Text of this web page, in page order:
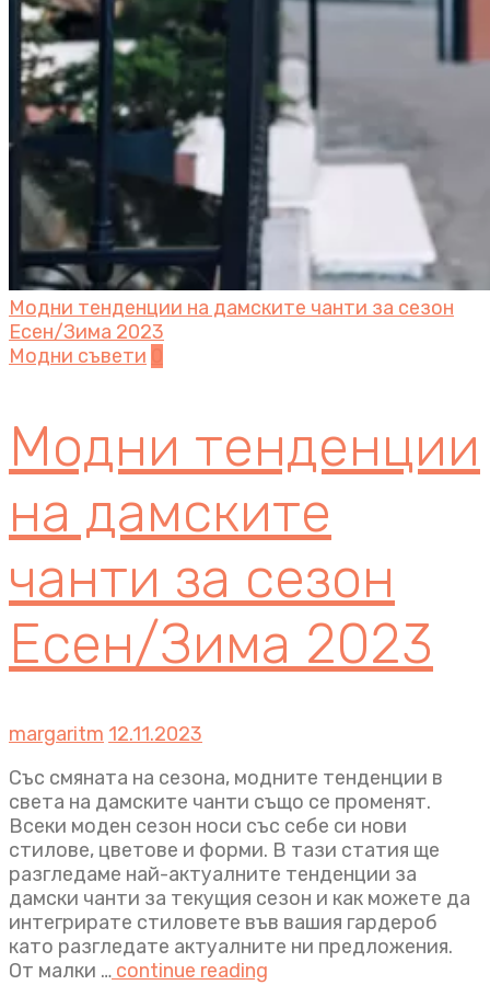
Модни тенденции на дамските чанти за сезон
Есен/Зима 2023
Модни съвети
Модни тенденции
на дамските
чанти за сезон
Есен/Зима 2023
margaritm 12.11.2023
Със смяната на сезона, модните тенденции в
света на дамските чанти също се променят.
Всеки моден сезон носи със себе си нови
стилове, цветове и форми. В тази статия ще
разгледаме най-актуалните тенденции за
дамски чанти за текущия сезон и как можете да
интегрирате стиловете във вашия гардероб
като разгледате актуалните ни предложения.
От малки … continue reading